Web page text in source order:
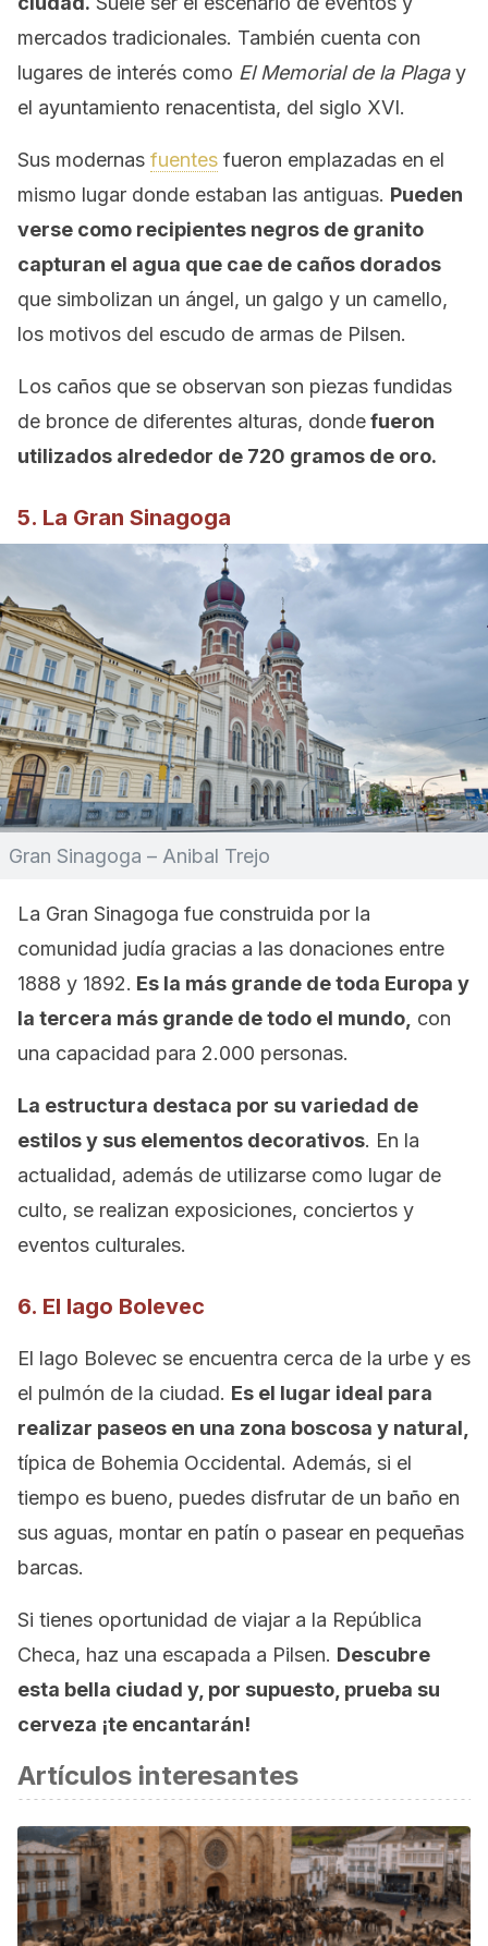
mercados tradicionales. También cuenta con
lugares de interés como El Memorial de la Plagay
el ayuntamiento renacentista, del siglo XVI.
Sus modernas fuentes fueron emplazadas en el
mismo lugar donde estaban las antiguas. Pueden
verse como recipientes negros de granito
capturan el agua que cae de caños dorados
que simbolizan un ángel, un galgo y un camello,
los motivos del escudo de armas de Pilsen.
Los caños que se observan son piezas fundidas
de bronce de diferentes alturas, dondefueron
utilizados alrededor de 720 gramos de oro.
5. La Gran Sinagoga
Gran Sinagoga – Anibal Trejo
La Gran Sinagoga fue construida por la
comunidad judía gracias a las donaciones entre
1888 y 1892. Es la más grande de toda Europa y
la tercera más grande de todo el mundo, con
una capacidad para 2.000 personas.
La estructura destaca por su variedad de
estilos y sus elementos decorativos. En la
actualidad, además de utilizarse como lugar de
culto, se realizan exposiciones, conciertos y
eventos culturales.
6. El lago Bolevec
El lago Bolevec se encuentra cerca de la urbe y es
el pulmón de la ciudad. Es el lugar ideal para
realizar paseos en una zona boscosa y natural,
típica de Bohemia Occidental. Además, si el
tiempo es bueno, puedes disfrutar de un baño en
sus aguas, montar en patín o pasear en pequeñas
barcas.
Si tienes oportunidad de viajar a la República
Checa, haz una escapada a Pilsen. Descubre
esta bella ciudad y, por supuesto, prueba su
cerveza ¡te encantarán!
Artículos interesantes